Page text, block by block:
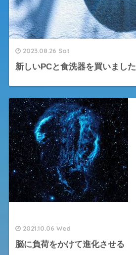
2023.08.26 Sat
新しいPCと食洗器を買いました
2021.10.06 Wed
脳に負荷をかけて進化させる